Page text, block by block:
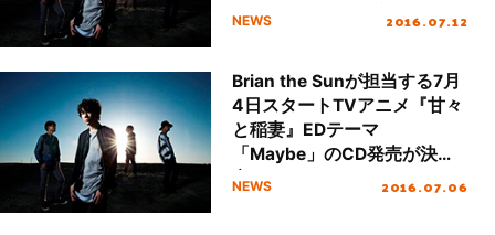
フォーマンスも決定！
NEWS 2016.07.12
Brian the Sunが担当する7月
4日スタートTVアニメ『甘々
と稲妻』EDテーマ
「Maybe」のCD発売が決
定、メジャー2ndシングルと
NEWS 2016.07.06